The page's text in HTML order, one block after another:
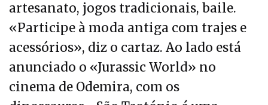
artesanato, jogos tradicionais, baile.
«Participe à moda antiga com trajes e
acessórios», diz o cartaz. Ao lado está
anunciado o «Jurassic World» no
cinema de Odemira, com os